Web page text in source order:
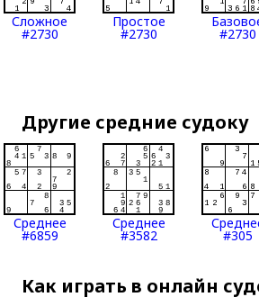
Сложное
#2730
Простое
#2730 #2730
Другие средние судоку
Среднее
#6859
Среднее
#3582 #305
Как играть в онлайн